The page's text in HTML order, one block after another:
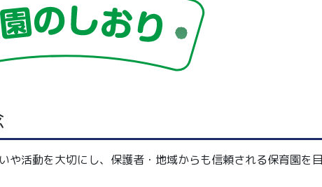
や活動を大切にし、保護者・地域からも信頼される保育園を